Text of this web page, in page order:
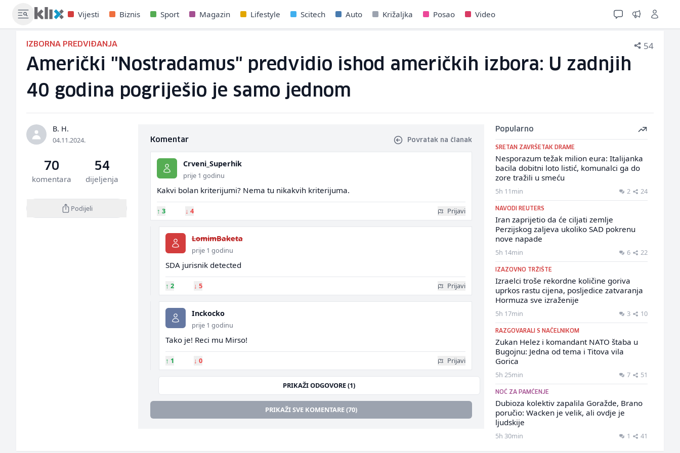
Vijesti Biznis Sport Magazin Lifestyle Scitech Auto Križaljka Posao Video
IZBORNA PREDVIĐANJA 54
Američki "Nostradamus" predvidio ishod američkih izbora: U zadnjih
40 godina pogriješio je samo jednom
B. H.
04.11.2024.
70
komentara
54
dijeljenja
Podijeli
Komentar Povratak na članak
Crveni_Superhik
prije 1 godinu
Kakvi bolan kriterijumi? Nema tu nikakvih kriterijuma.
↑ 3 ↓ 4 Prijavi
LomimBaketa
prije 1 godinu
SDA jurisnik detected
↑ 2 ↓ 5 Prijavi
Inckocko
prije 1 godinu
Tako je! Reci mu Mirso!
↑ 1 ↓ 0 Prijavi
PRIKAŽI ODGOVORE (1)
PRIKAŽI SVE KOMENTARE (70)
Popularno
SRETAN ZAVRŠETAK DRAME
Nesporazum težak milion eura: Italijanka
bacila dobitni loto listić, komunalci ga do
zore tražili u smeću
5h 11min 2 24
NAVODI REUTERS
Iran zaprijetio da će ciljati zemlje
Perzijskog zaljeva ukoliko SAD pokrenu
nove napade
5h 14min 6 22
IZAZOVNO TRŽIŠTE
Izraelci troše rekordne količine goriva
uprkos rastu cijena, posljedice zatvaranja
Hormuza sve izraženije
5h 17min 3 10
RAZGOVARALI S NAČELNIKOM
Zukan Helez i komandant NATO štaba u
Bugojnu: Jedna od tema i Titova vila
Gorica
5h 25min 7 51
NOĆ ZA PAMĆENJE
Dubioza kolektiv zapalila Goražde, Brano
poručio: Wacken je velik, ali ovdje je
ljudskije
5h 30min 1 41